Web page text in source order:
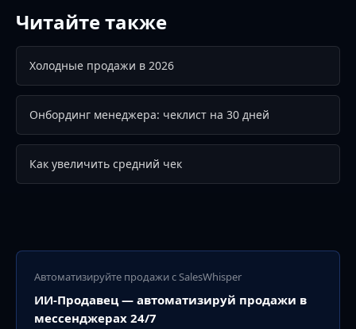
Читайте также
Холодные продажи в 2026
Онбординг менеджера: чеклист на 30 дней
Как увеличить средний чек
Автоматизируйте продажи с SalesWhisper
ИИ-Продавец — автоматизируй продажи в
мессенджерах 24/7